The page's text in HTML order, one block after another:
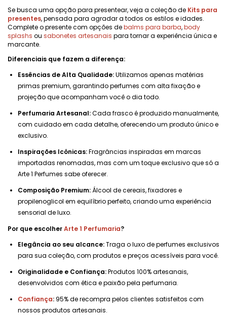
Se busca uma opção para presentear, veja a coleção de Kits para
presentes, pensada para agradar a todos os estilos e idades.
Complete o presente com opções debalms para barba,body
splashs ou sabonetes artesanais para tornar a experiência única e
marcante.
Diferenciais que fazem a diferença:
Essências de Alta Qualidade:Utilizamos apenas matérias
primas premium, garantindo perfumes com alta fixação e
projeção que acompanham você o dia todo.
Perfumaria Artesanal:Cada frasco é produzido manualmente,
com cuidado em cada detalhe, oferecendo um produto único e
exclusivo.
Inspirações Icônicas:Fragrâncias inspiradas em marcas
importadas renomadas, mas com um toque exclusivo que só a
Arte 1 Perfumes sabe oferecer.
Composição Premium:Álcool de cereais, fixadores e
propilenoglicol em equilíbrio perfeito, criando uma experiência
sensorial de luxo.
Por que escolherArte 1 Perfumaria?
Elegância ao seu alcance:Traga o luxo de perfumes exclusivos
para sua coleção, com produtos e preços acessíveis para você.
Originalidade e Confiança:Produtos 100% artesanais,
desenvolvidos com ética e paixão pela perfumaria.
Confiança: 95% de recompra pelos clientes satisfeitos com
nossos produtos artesanais.